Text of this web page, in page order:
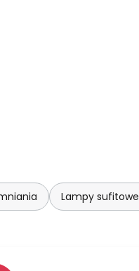
Lampy